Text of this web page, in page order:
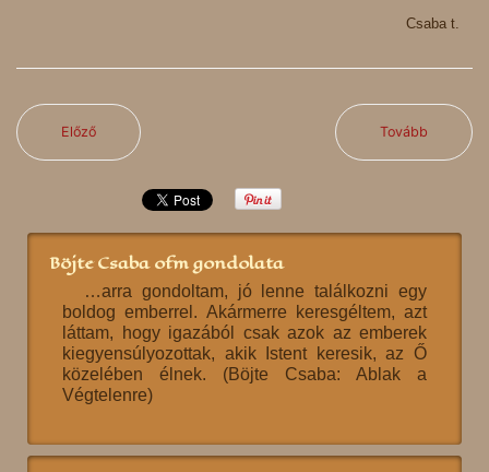
Csaba t.
Előző Tovább
Böjte Csaba ofm gondolata
…arra gondoltam, jó lenne találkozni egy
boldog emberrel. Akármerre keresgéltem, azt
láttam, hogy igazából csak azok az emberek
kiegyensúlyozottak, akik Istent keresik, az Ő
közelében élnek. (Böjte Csaba: Ablak a
Végtelenre)